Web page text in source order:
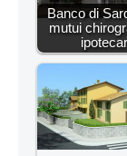
Banco di
mutui